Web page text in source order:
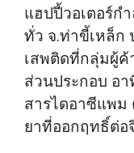
แฮปปี้วอเตอร์ก
ทั่ว จ.ท่าขี้เหล็ก
เสพติดที่กลุ่มผู้ค้
ส่วนประกอบ อ
สารไดอาซีแพม
ยาที่ออกฤทธิ์ต่